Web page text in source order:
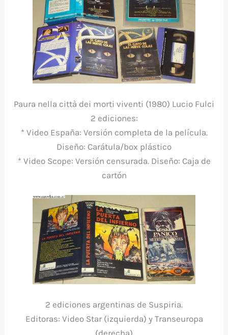
Paura nella città dei morti viventi (1980) Lucio Fulci
2 ediciones:
* Video España: Versión completa de la película.
Diseño: Carátula/box plástico
* Video Scope: Versión censurada. Diseño: Caja de
cartón
2 ediciones argentinas de Suspiria.
Editoras: Video Star (izquierda) y Transeuropa
(derecha)